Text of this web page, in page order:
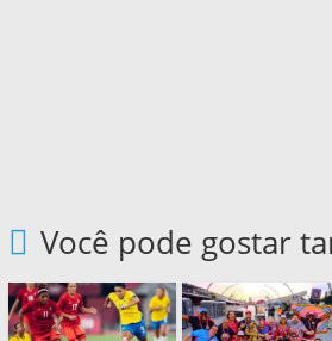
Você pode gostar